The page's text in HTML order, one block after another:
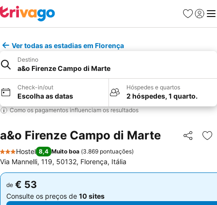
Favoritos
Iniciar
Ver todas as estadias em Florença
Destino
a&o Firenze Campo di Marte
Check-in/out
Escolha as datas
Hóspedes e quartos
2 hóspedes, 1 quarto.
Como os pagamentos influenciam os resultados
a&o Firenze Campo di Marte Partilhar
3 Estrelas
Hostel 8,4 Muito boa (3.869 pontuações)
Via Mannelli, 119, 50132, Florença, Itália
de € 53
Consulte os preços de 10 sites
de € 53
Consulte os preços de 10 sites